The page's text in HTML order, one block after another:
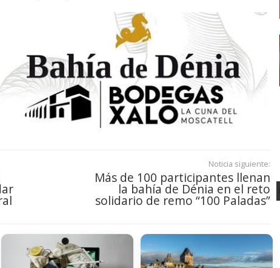
Noticia siguiente:
Más de 100 participantes llenan
la bahía de Dénia en el reto
solidario de remo “100 Paladas”